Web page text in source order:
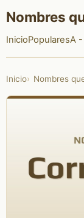
Nombres
InicioPopularesA -
Inicio Nombres